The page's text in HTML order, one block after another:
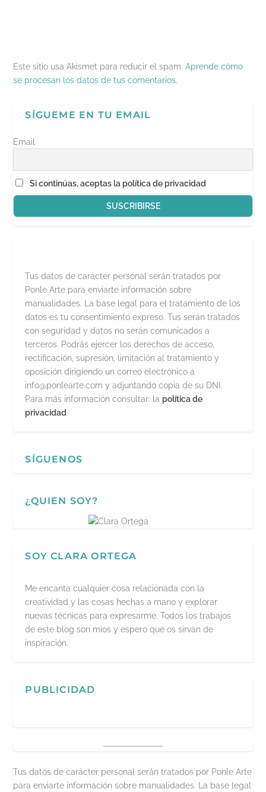
Este sitio usa Akismet para reducir el spam.Aprende cómo
se procesan los datos de tus comentarios.
SÍGUEME EN TU EMAIL
Email
Si continúas, aceptas la política de privacidad
Tus datos de carácter personal serán tratados por
Ponle Arte para enviarte información sobre
manualidades. La base legal para el tratamiento de los
datos es tu consentimiento expreso. Tus serán tratados
con seguridad y datos no serán comunicados a
terceros. Podrás ejercer los derechos de acceso,
rectificación, supresión, limitación al tratamiento y
oposición dirigiendo un correo electrónico a
info@ponlearte.com y adjuntando copia de su DNI.
Para más información consultar: la política de
privacidad
SÍGUENOS
¿QUIEN SOY?
SOY CLARA ORTEGA
Me encanta cualquier cosa relacionada con la
creatividad y las cosas hechas a mano y explorar
nuevas técnicas para expresarme. Todos los trabajos
de este blog son míos y espero que os sirvan de
inspiración.
PUBLICIDAD
Tus datos de carácter personal serán tratados por Ponle Arte
para enviarte información sobre manualidades. La base legal